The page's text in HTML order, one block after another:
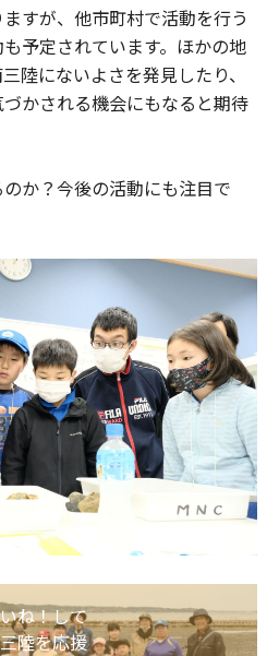
すが、他市町村で活動を行う
予定されています。ほかの地
陸にないよさを発見したり、
かされる機会にもなると期待
か？今後の活動にも注目で
ね！して
陸を応援